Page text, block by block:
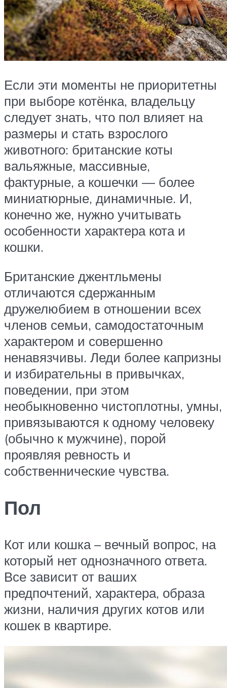
Если эти моменты не приоритетны
при выборе котёнка, владельцу
следует знать, что пол влияет на
размеры и стать взрослого
животного: британские коты
вальяжные, массивные,
фактурные, а кошечки — более
миниатюрные, динамичные. И,
конечно же, нужно учитывать
особенности характера кота и
кошки.
Британские джентльмены
отличаются сдержанным
дружелюбием в отношении всех
членов семьи, самодостаточным
характером и совершенно
ненавязчивы. Леди более капризны
и избирательны в привычках,
поведении, при этом
необыкновенно чистоплотны, умны,
привязываются к одному человеку
(обычно к мужчине), порой
проявляя ревность и
собственнические чувства.
Пол
Кот или кошка – вечный вопрос, на
который нет однозначного ответа.
Все зависит от ваших
предпочтений, характера, образа
жизни, наличия других котов или
кошек в квартире.